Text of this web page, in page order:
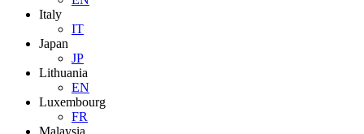
Italy
IT
Japan
JP
Lithuania
EN
Luxembourg
FR
Malaysia